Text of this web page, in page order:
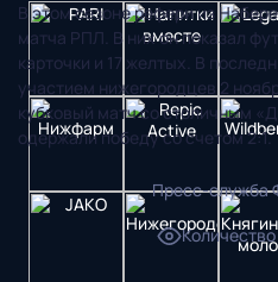
В этом сезоне рефери из
матча РПЛ. В них он показал
карточки и 17 желтых. В
участием нижегородцев 2
кубковый матч со столичным
одержали победу со счетом 2:1.
Пресс-служба